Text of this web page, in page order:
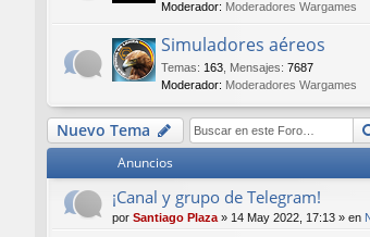
Moderador: Moderadores Wargames
Simuladores aéreos
Temas: 163, Mensajes: 7687
Moderador: Moderadores Wargames
Nuevo Tema
Anuncios
¡Canal y grupo de Telegram!
por Santiago Plaza» 14 May 2022, 17:13 » en